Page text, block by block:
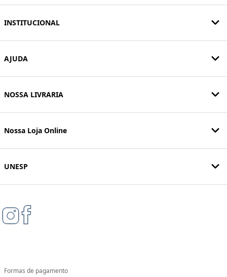
INSTITUCIONAL
AJUDA
NOSSA LIVRARIA
Nossa Loja Online
UNESP
Formas de pagamento